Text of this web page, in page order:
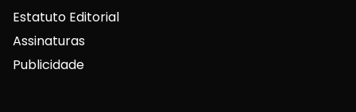
Estatuto Editorial
Assinaturas
Publicidade